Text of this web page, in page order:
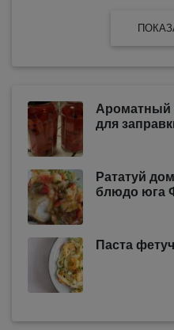
Ароматный
для
Рататуй
блюдо юга
Паста